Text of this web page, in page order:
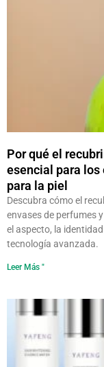
Por qué el
esencial para los
para la piel
Descubra cómo el
envases de perfumes
el aspecto, la
tecnología avanzada.
Leer Más "